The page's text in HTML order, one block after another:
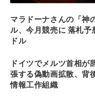
マラドーナさんの「神
ル、今月競売に 落札予
ドル
ドイツでメルツ首相が
張する偽動画拡散、背
情報工作組織